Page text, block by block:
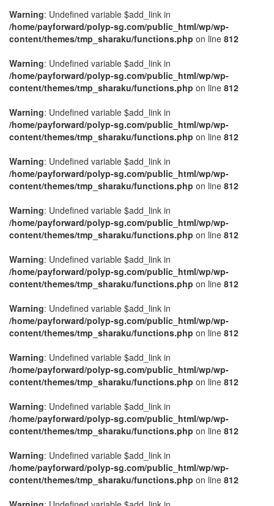
Warning: Undefined variable $add_link in
/home/payforward/polyp-sg.com/public_html/wp/wp-
content/themes/tmp_sharaku/functions.php on line 812
Warning: Undefined variable $add_link in
/home/payforward/polyp-sg.com/public_html/wp/wp-
content/themes/tmp_sharaku/functions.php on line 812
Warning: Undefined variable $add_link in
/home/payforward/polyp-sg.com/public_html/wp/wp-
content/themes/tmp_sharaku/functions.php on line 812
Warning: Undefined variable $add_link in
/home/payforward/polyp-sg.com/public_html/wp/wp-
content/themes/tmp_sharaku/functions.php on line 812
Warning: Undefined variable $add_link in
/home/payforward/polyp-sg.com/public_html/wp/wp-
content/themes/tmp_sharaku/functions.php on line 812
Warning: Undefined variable $add_link in
/home/payforward/polyp-sg.com/public_html/wp/wp-
content/themes/tmp_sharaku/functions.php on line 812
Warning: Undefined variable $add_link in
/home/payforward/polyp-sg.com/public_html/wp/wp-
content/themes/tmp_sharaku/functions.php on line 812
Warning: Undefined variable $add_link in
/home/payforward/polyp-sg.com/public_html/wp/wp-
content/themes/tmp_sharaku/functions.php on line 812
Warning: Undefined variable $add_link in
/home/payforward/polyp-sg.com/public_html/wp/wp-
content/themes/tmp_sharaku/functions.php on line 812
Warning: Undefined variable $add_link in
/home/payforward/polyp-sg.com/public_html/wp/wp-
content/themes/tmp_sharaku/functions.php on line 812